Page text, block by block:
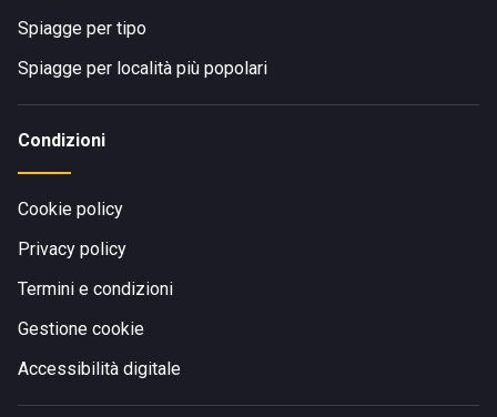
Spiagge per tipo
Spiagge per località più popolari
Condizioni
Cookie policy
Privacy policy
Termini e condizioni
Gestione cookie
Accessibilità digitale